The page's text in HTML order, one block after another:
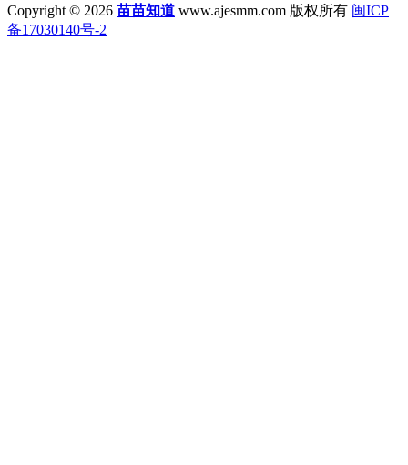
Copyright © 2026 苗苗知道 www.ajesmm.com 版权所有 闽ICP
备17030140号-2